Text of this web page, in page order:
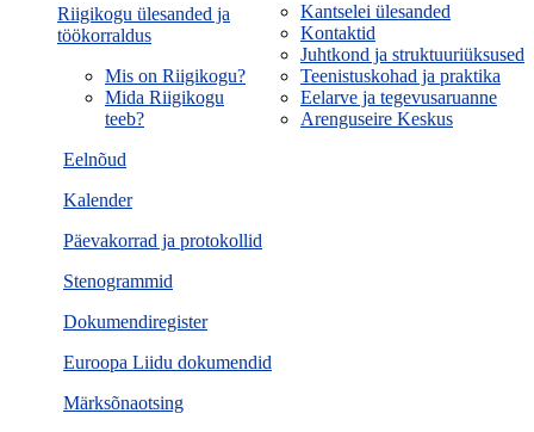
Kantselei ülesanded
Kontaktid
Juhtkond ja struktuuriüksused
Teenistuskohad ja praktika
Eelarve ja tegevusaruanne
Arenguseire Keskus
Eelnõud
Kalender
Päevakorrad ja protokollid
Stenogrammid
Dokumendiregister
Euroopa Liidu dokumendid
Märksõnaotsing
Riigikogu ülesanded ja
töökorraldus
Mis on Riigikogu?
Mida Riigikogu
teeb?